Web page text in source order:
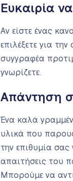
Ευκαιρία
Αν είστε ένας
επιλέξετε για
συγγραφέα
γνωρίζετε.
Απάντηση
Ένα καλά
υλικά που
την επιθυμία
απαιτήσεις του
Μπορούμε να